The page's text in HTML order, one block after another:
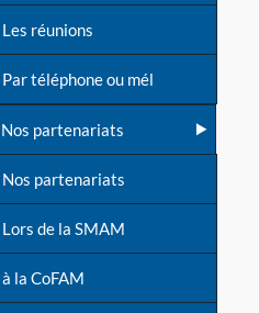
Les réunions
Par téléphone ou mél
Nos partenariats
Nos partenariats
Lors de la SMAM
à la CoFAM